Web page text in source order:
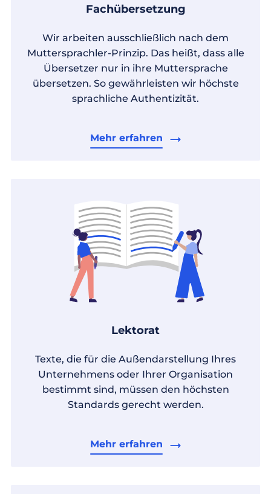
Fachübersetzung
Wir arbeiten ausschließlich nach dem
Muttersprachler-Prinzip. Das heißt, dass alle
Übersetzer nur in ihre Muttersprache
übersetzen. So gewährleisten wir höchste
sprachliche Authentizität.
Mehr erfahren
Lektorat
Texte, die für die Außendarstellung Ihres
Unternehmens oder Ihrer Organisation
bestimmt sind, müssen den höchsten
Standards gerecht werden.
Mehr erfahren